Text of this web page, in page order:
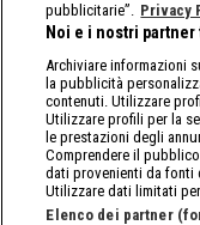
pubblicitarie”. Privacy
Noi e i nostri
Archiviare informazioni
la pubblicità
contenuti. Utilizzare
Utilizzare profili per la
le prestazioni degli
Comprendere il
dati provenienti da fonti
Utilizzare dati limitati
Elenco dei partner